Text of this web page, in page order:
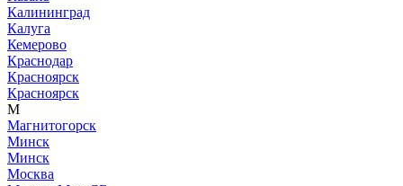
Калининград
Калуга
Кемерово
Краснодар
Красноярск
Красноярск
М
Магнитогорск
Минск
Минск
Москва